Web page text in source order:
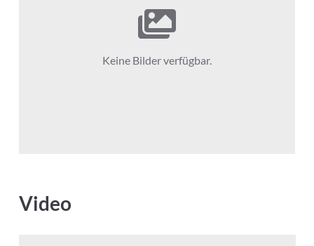
Keine Bilder verfügbar.
Video